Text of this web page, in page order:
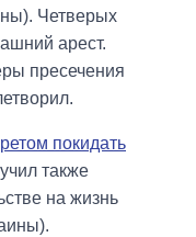
Четверых
арест.
пресечения
покидать
также
на жизнь